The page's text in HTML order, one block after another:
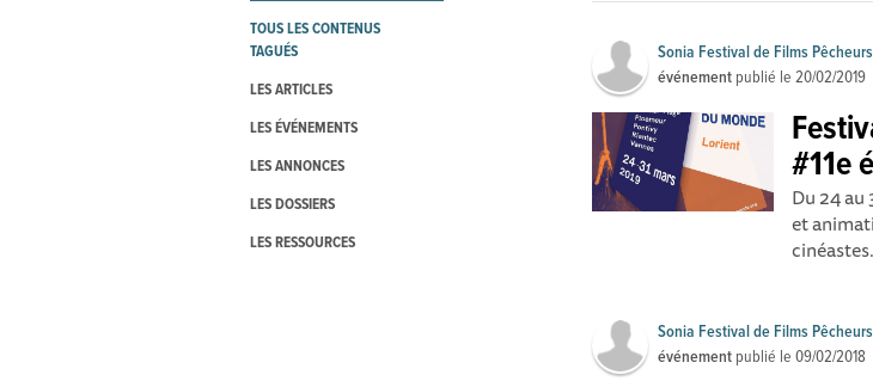
TOUS LES CONTENUS
TAGUÉS
LES ARTICLES
LES ÉVÉNEMENTS
LES ANNONCES
LES DOSSIERS
LES RESSOURCES
Sonia Festival de Films
événement publié le20/02/2019
#11e
Du 24
et
Sonia Festival de Films
événement publié le09/02/2018